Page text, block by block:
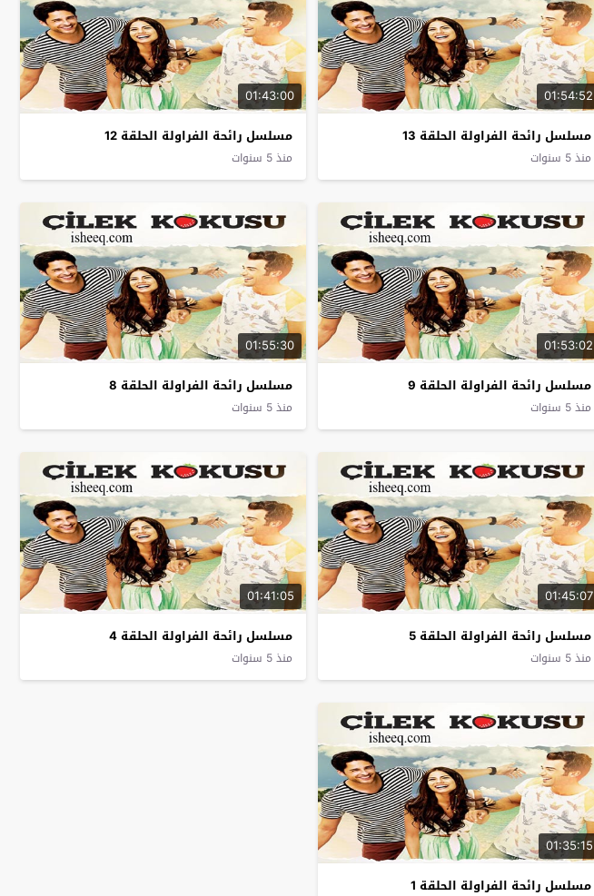
01:54:52
مسلسل رائحة الفراولة الحلقة 13
منذ 5 سنوات
01:43:00
مسلسل رائحة الفراولة الحلقة 12
منذ 5 سنوات
01:53:02
مسلسل رائحة الفراولة الحلقة 9
منذ 5 سنوات
01:55:30
مسلسل رائحة الفراولة الحلقة 8
منذ 5 سنوات
01:45:07
مسلسل رائحة الفراولة الحلقة 5
منذ 5 سنوات
01:41:05
مسلسل رائحة الفراولة الحلقة 4
منذ 5 سنوات
01:35:15
مسلسل رائحة الفراولة الحلقة 1